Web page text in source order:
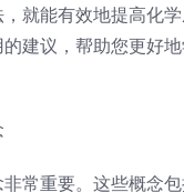
就能有效地提高化
建议，帮助您更好
常重要。这些概念包